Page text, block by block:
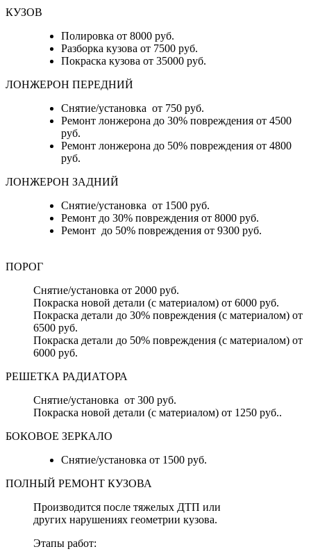
КУЗОВ
Полировка от 8000 руб.
Разборка кузова от 7500 руб.
Покраска кузова от 35000 руб.
ЛОНЖЕРОН ПЕРЕДНИЙ
Снятие/установка от 750 руб.
Ремонт лонжерона до 30% повреждения от 4500
руб.
Ремонт лонжерона до 50% повреждения от 4800
руб.
ЛОНЖЕРОН ЗАДНИЙ
Снятие/установка от 1500 руб.
Ремонт до 30% повреждения от 8000 руб.
Ремонт до 50% повреждения от 9300 руб.
ПОРОГ
Снятие/установка от 2000 руб.
Покраска новой детали (с материалом) от 6000 руб.
Покраска детали до 30% повреждения (с материалом) от
6500 руб.
Покраска детали до 50% повреждения (с материалом) от
6000 руб.
РЕШЕТКА РАДИАТОРА
Снятие/установка от 300 руб.
Покраска новой детали (с материалом) от 1250 руб..
БОКОВОЕ ЗЕРКАЛО
Снятие/установка от 1500 руб.
ПОЛНЫЙ РЕМОНТ КУЗОВА
Производится после тяжелых ДТП или
других нарушениях геометрии кузова.
Этапы работ: